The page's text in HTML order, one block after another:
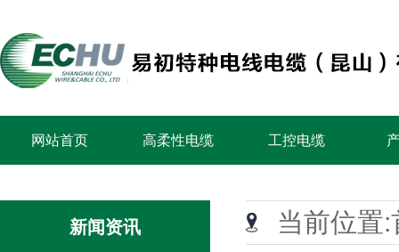
网站首页 高柔性电缆 工控电缆
新闻资讯 当前位置: